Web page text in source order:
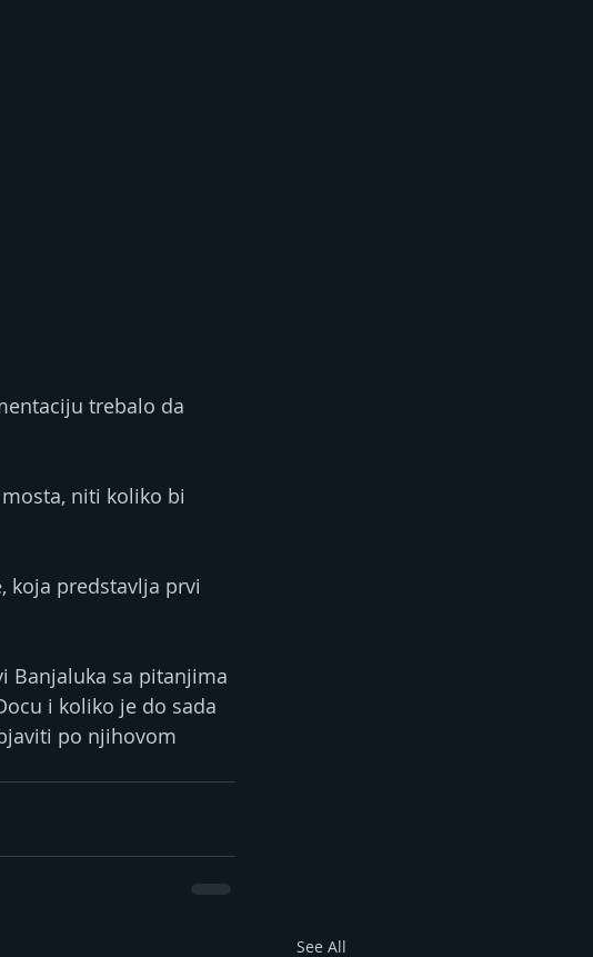
trebalo da
niti koliko bi
koja predstavlja prvi
Banjaluka sa pitanjima
i koliko je do sada
po njihovom
See All